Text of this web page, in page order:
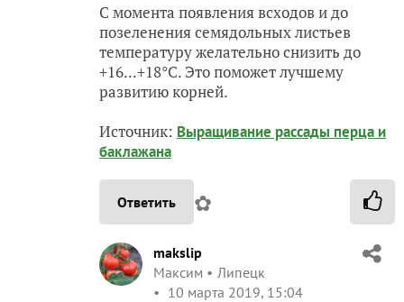
С момента появления всходов и до
позеленения семядольных листьев
температуру желательно снизить до
+16...+18°C. Это поможет лучшему
развитию корней.
Источник: Выращивание рассады перца и
баклажана
Ответить ✿
makslip
Максим
Липецк
10 марта 2019, 15:04